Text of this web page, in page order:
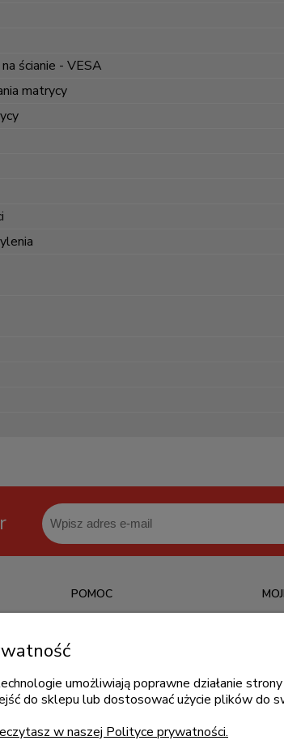
ścianie - VESA
matrycy
POMOC
Regulamin zakupów
umożliwiają poprawne działanie
do sklepu lub dostosować użycie plików do
w naszej Polityce prywatności.